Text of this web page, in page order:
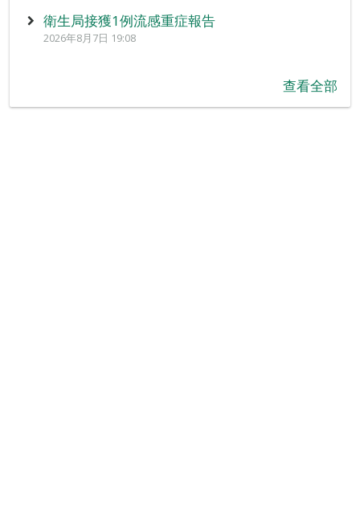
衛生局接獲1例流感重症報告
2026年8月7日 19:08
查看全部